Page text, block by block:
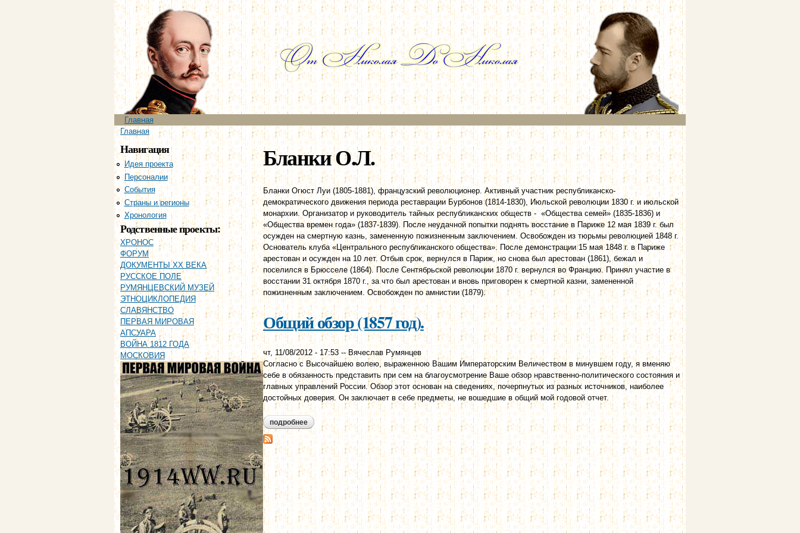
Перейти к
основному
содержанию
Главное меню
Главная
Вы здесь
Главная
Навигация
Идея проекта
Персоналии
События
Страны и регионы
Хронология
Родственные проекты:
ХРОНОС
ФОРУМ
ДОКУМЕНТЫ XX ВЕКА
РУССКОЕ ПОЛЕ
РУМЯНЦЕВСКИЙ МУЗЕЙ
ЭТНОЦИКЛОПЕДИЯ
СЛАВЯНСТВО
ПЕРВАЯ МИРОВАЯ
АПСУАРА
ВОЙНА 1812 ГОДА
МОСКОВИЯ
Бланки О.Л.
Бланки Огюст Луи (1805-1881), французский революционер. Активный участник республиканско-
демократического движения периода реставрации Бурбонов (1814-1830), Июльской революции 1830 г. и июльской
монархии. Организатор и руководитель тайных республиканских обществ - «Общества семей» (1835-1836) и
«Общества времен года» (1837-1839). После неудачной попытки поднять восстание в Париже 12 мая 1839 г. был
осужден на смертную казнь, замененную пожизненным заключением. Освобожден из тюрьмы революцией 1848 г.
Основатель клуба «Центрального республиканского общества». После демонстрации 15 мая 1848 г. в Париже
арестован и осужден на 10 лет. Отбыв срок, вернулся в Париж, но снова был арестован (1861), бежал и
поселился в Брюсселе (1864). После Сентябрьской революции 1870 г. вернулся во Францию. Принял участие в
восстании 31 октября 1870 г., за что был арестован и вновь приговорен к смертной казни, замененной
пожизненным заключением. Освобожден по амнистии (1879).
Общий обзор (1857 год).
чт, 11/08/2012 - 17:53--Вячеслав Румянцев
Согласно с Высочайшею волею, выраженною Вашим Императорским Величеством в минувшем году, я вменяю
себе в обязанность представить при сем на благоусмотрение Ваше обзор нравственно-политического состояния и
главных управлений России. Обзор этот основан на сведениях, почерпнутых из разных источников, наиболее
достойных доверия. Он заключает в себе предметы, не вошедшие в общий мой годовой отчет.
подробнее о общий обзор (1857 год).